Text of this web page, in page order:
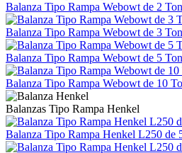
Balanza Tipo Rampa Webowt de 2
Balanza Tipo Rampa Webowt de 3
Balanza Tipo Rampa Webowt de 5
Balanza Tipo Rampa Webowt de 10
Balanzas Tipo Rampa Henkel
Balanza Tipo Rampa Henkel L250 de